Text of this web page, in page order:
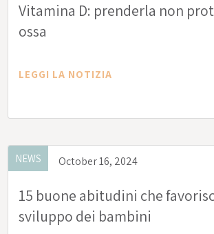
Vitamina D: prenderla non
ossa
LEGGI LA NOTIZIA
NEWS October 16, 2024
15 buone abitudini che
sviluppo dei bambini